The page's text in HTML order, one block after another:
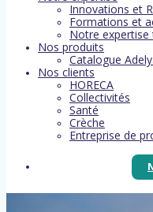
Innovations et
Formations et
Notre expertise
Nos produits
Catalogue
Nos clients
HORECA
Collectivités
Santé
Crèche
Entreprise de